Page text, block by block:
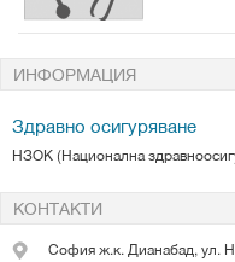
ИНФОРМАЦИЯ
Здравно осигуряване
НЗОК (Национална
КОНТАКТИ
Софияж.к. Дианабад, ул.